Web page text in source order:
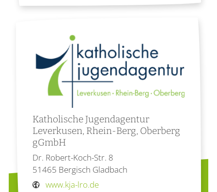
Katholische Jugendagentur
Leverkusen, Rhein-Berg, Oberberg
gGmbH
Dr. Robert-Koch-Str. 8
51465 Bergisch Gladbach
www.kja-lro.de